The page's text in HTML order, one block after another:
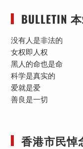
BULLETIN
没有人是非法的
女权即人权
黑人的命也是命
科学是真实的
爱就是爱
善良是一切
香港市民悼